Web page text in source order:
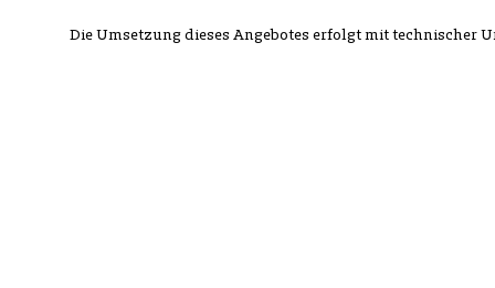
Die Umsetzung dieses Angebotes erfolgt mit technischer